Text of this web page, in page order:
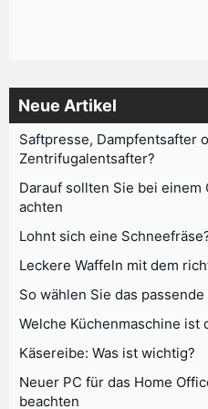
Neue Artikel
Saftpresse, Dampfentsafter
Zentrifugalentsafter?
Darauf sollten Sie bei einem
achten
Lohnt sich eine
Leckere Waffeln mit dem
So wählen Sie das
Welche Küchenmaschine ist
Käsereibe: Was ist wichtig?
Neuer PC für das Home
beachten